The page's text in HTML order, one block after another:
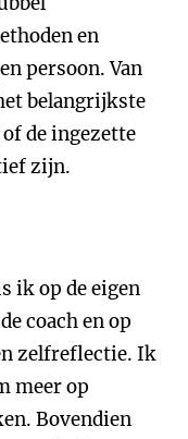
en
persoon. Van
belangrijkste
de ingezette
zijn.
ik op de eigen
coach en op
zelfreflectie. Ik
meer op
Bovendien